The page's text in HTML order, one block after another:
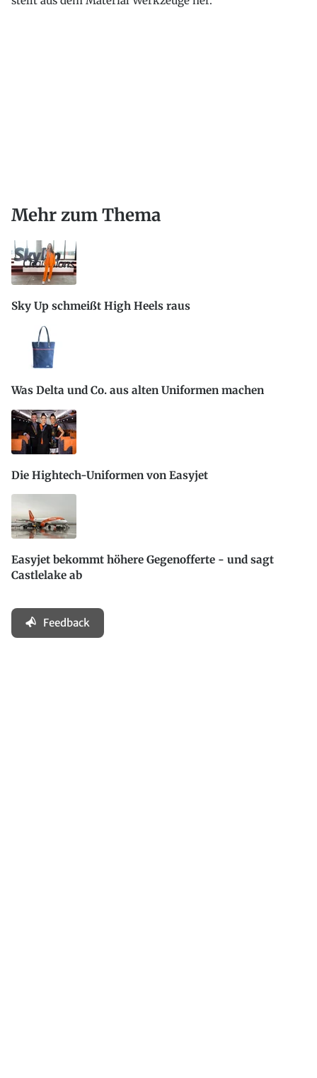
Mehr zum Thema
Sky Up schmeißt High Heels raus
Was Delta und Co. aus alten Uniformen machen
Die Hightech-Uniformen von Easyjet
Easyjet bekommt höhere Gegenofferte - und sagt
Castlelake ab
Feedback